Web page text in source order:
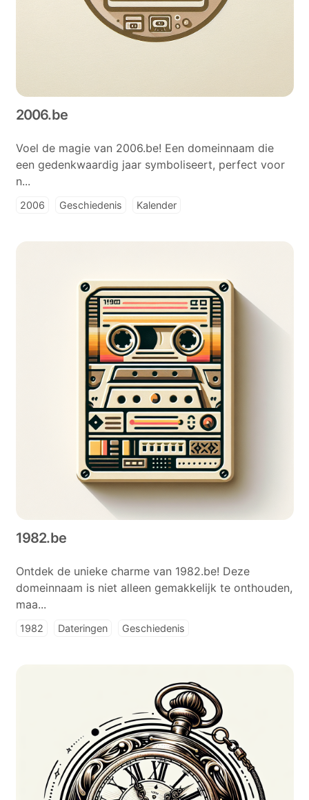
2006.be
Voel de magie van 2006.be! Een domeinnaam die
een gedenkwaardig jaar symboliseert, perfect voor
n...
2006 Geschiedenis Kalender
1982.be
Ontdek de unieke charme van 1982.be! Deze
domeinnaam is niet alleen gemakkelijk te onthouden,
maa...
1982 Dateringen Geschiedenis